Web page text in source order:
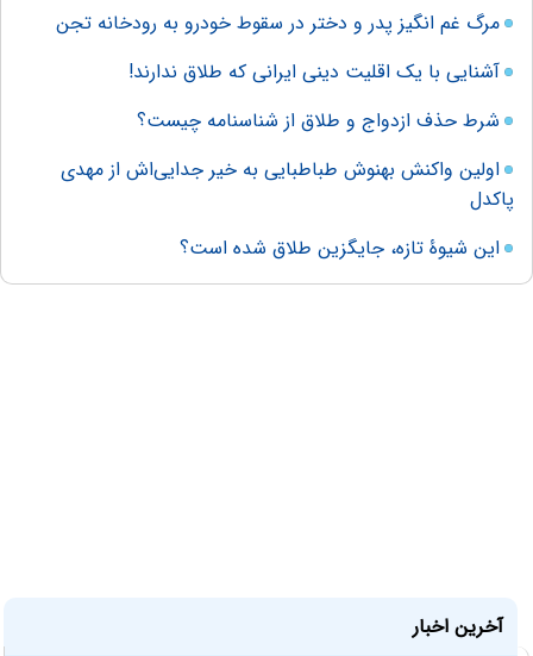
مرگ غم انگیز پدر و دختر در سقوط خودرو به رودخانه تجن
آشنایی با یک اقلیت دینی ایرانی که طلاق ندارند!
شرط حذف ازدواج و طلاق از شناسنامه چیست؟
اولین واکنش بهنوش طباطبایی به خیر جدایی‌اش از مهدی
پاکدل
این شیوۀ تازه، جایگزین طلاق شده است؟
آخرین اخبار